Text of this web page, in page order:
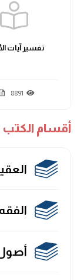
تفسير آيات
8891
أقسام الكتب
الفقه